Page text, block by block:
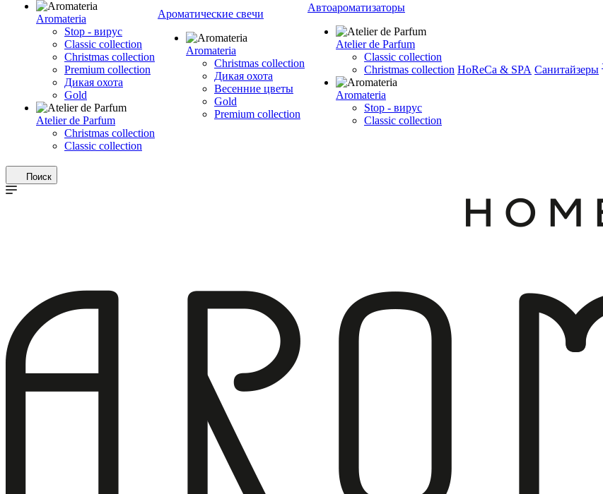
Aromateria
Stop - вирус
Сlassic collection
Сhristmas collection
Premium collection
Дикая охота
Gold
Atelier de Parfum
Christmas collection
Classic collection
Ароматические свечи
Aromateria
Сhristmas collection
Дикая охота
Весенние цветы
Gold
Premium collection
Автоароматизаторы
Atelier de Parfum
Classic collection
Christmas collection
Aromateria
Stop - вирус
Сlassic collection
HoReCa & SPA Санитайзеры
Поиск